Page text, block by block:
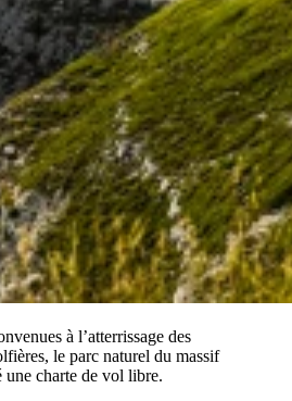
à l’atterrissage des
le parc naturel du massif
une charte de vol libre.